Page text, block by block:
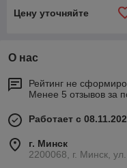
Цену уточняйте
О нас
Рейтинг не
Менее 5 отзывов за
Работает с
г. Минск
2200068, г. Минск,